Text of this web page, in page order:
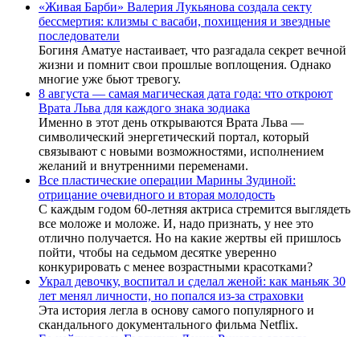
«Живая Барби» Валерия Лукьянова создала секту
бессмертия: клизмы с васаби, похищения и звездные
последователи
Богиня Аматуе настаивает, что разгадала секрет вечной
жизни и помнит свои прошлые воплощения. Однако
многие уже бьют тревогу.
8 августа — самая магическая дата года: что откроют
Врата Льва для каждого знака зодиака
Именно в этот день открываются Врата Льва —
символический энергетический портал, который
связывают с новыми возможностями, исполнением
желаний и внутренними переменами.
Все пластические операции Марины Зудиной:
отрицание очевидного и вторая молодость
С каждым годом 60-летняя актриса стремится выглядеть
все моложе и моложе. И, надо признать, у нее это
отлично получается. Но на какие жертвы ей пришлось
пойти, чтобы на седьмом десятке уверенно
конкурировать с менее возрастными красотками?
Украл девочку, воспитал и сделал женой: как маньяк 30
лет менял личности, но попался из-за страховки
Эта история легла в основу самого популярного и
скандального документального фильма Netflix.